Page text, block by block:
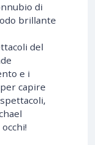
di
brillante
del
e i
capire